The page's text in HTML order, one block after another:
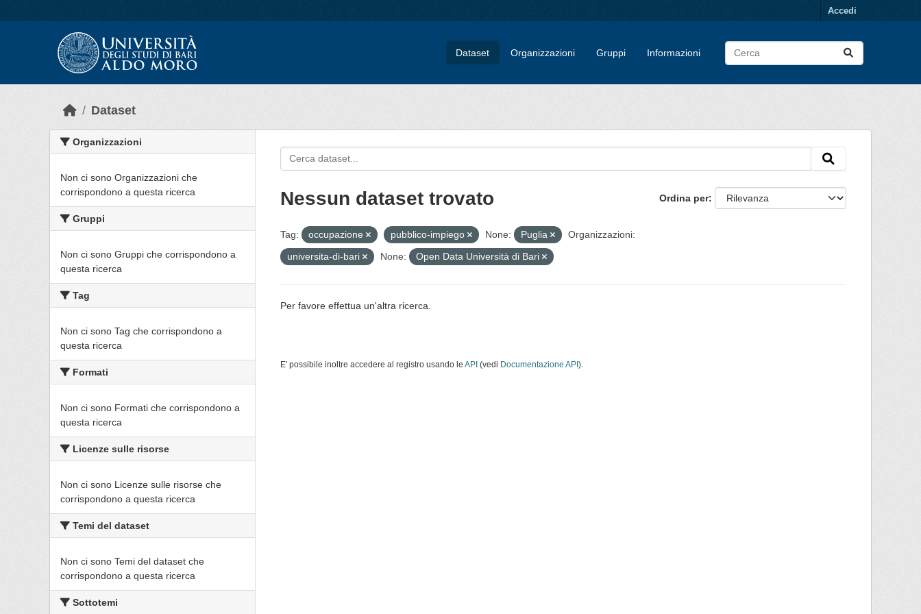
Accedi
Dataset Organizzazioni Gruppi Informazioni
Dataset
Organizzazioni
Non ci sono Organizzazioni che
corrispondono a questa ricerca
Gruppi
Non ci sono Gruppi che corrispondono a
questa ricerca
Tag
Non ci sono Tag che corrispondono a
questa ricerca
Formati
Non ci sono Formati che corrispondono a
questa ricerca
Licenze sulle risorse
Non ci sono Licenze sulle risorse che
corrispondono a questa ricerca
Temi del dataset
Non ci sono Temi del dataset che
corrispondono a questa ricerca
Sottotemi
Ordina per
Nessun dataset trovato
Tag: occupazione pubblico-impiego None: Puglia
Organizzazioni:
universita-di-bari
None: Open Data Università di Bari
Per favore effettua un'altra ricerca.
E' possibile inoltre accedere al registro usando le API (vedi Documentazione API ).